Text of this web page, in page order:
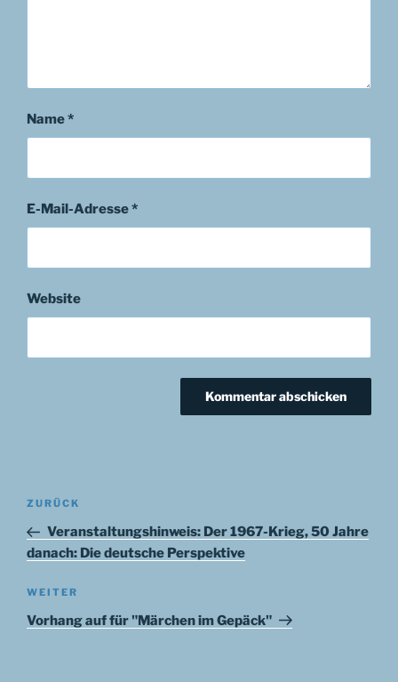
Name*
E-Mail-Adresse*
Website
Beitragsnavigation
Vorheriger
Beitrag
ZURÜCK
Veranstaltungshinweis: Der 1967-Krieg, 50 Jahre
danach: Die deutsche Perspektive
Nächster
Beitrag
WEITER
Vorhang auf für "Märchen im Gepäck"